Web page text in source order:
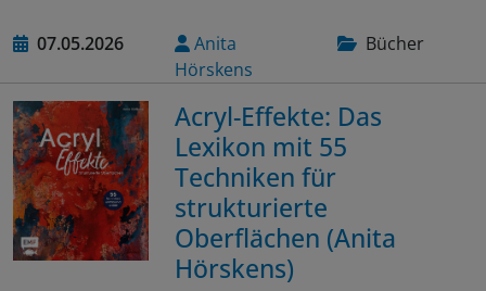
07.05.2026
Anita
Hörskens
Bücher
Acryl-Effekte: Das
Lexikon mit 55
Techniken für
strukturierte
Oberflächen (Anita
Hörskens)